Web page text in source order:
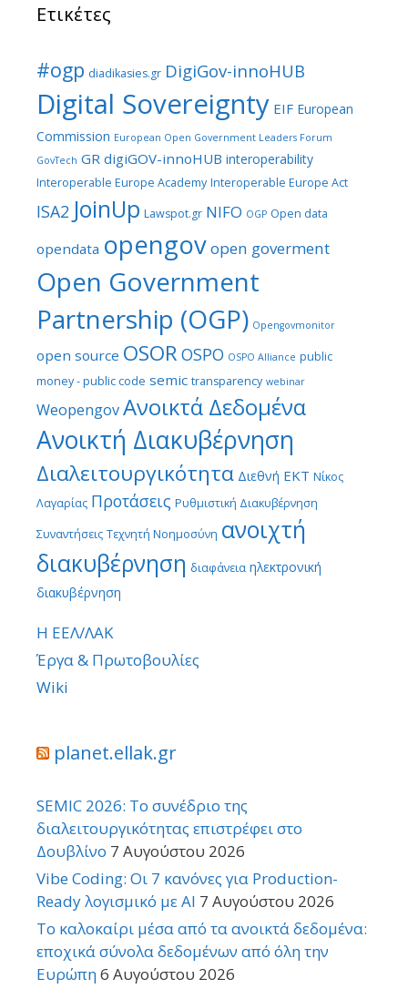
Ετικέτες
#ogp diadikasies.gr DigiGov-innoHUB
Digital Sovereignty EIF European
Commission European Open Government Leaders Forum
GovTech GR digiGOV-innoHUB interoperability
Interoperable Europe Academy Interoperable Europe Act
ISA2 JoinUp Lawspot.gr NIFO OGP Open data
opendata opengovopen goverment
Open Government
Partnership (OGP) Opengovmonitor
open source OSOR OSPO OSPO Alliance public
money - public code semic transparency webinar
WeopengovΑνοικτά Δεδομένα
Ανοικτή Διακυβέρνηση
Διαλειτουργικότητα Διεθνή ΕΚΤ Νίκος
Λαγαρίας Προτάσεις Ρυθμιστική Διακυβέρνηση
Συναντήσεις Τεχνητή Νοημοσύνη ανοιχτή
διακυβέρνηση διαφάνεια ηλεκτρονική
διακυβέρνηση
Η ΕΕΛ/ΛΑΚ
Έργα & Πρωτοβουλίες
Wiki
planet.ellak.gr
SEMIC 2026: Το συνέδριο της
διαλειτουργικότητας επιστρέφει στο
Δουβλίνο 7 Αυγούστου 2026
Vibe Coding: Οι 7 κανόνες για Production-
Ready λογισμικό με AI 7 Αυγούστου 2026
Το καλοκαίρι μέσα από τα ανοικτά δεδομένα:
εποχικά σύνολα δεδομένων από όλη την
Ευρώπη6 Αυγούστου 2026